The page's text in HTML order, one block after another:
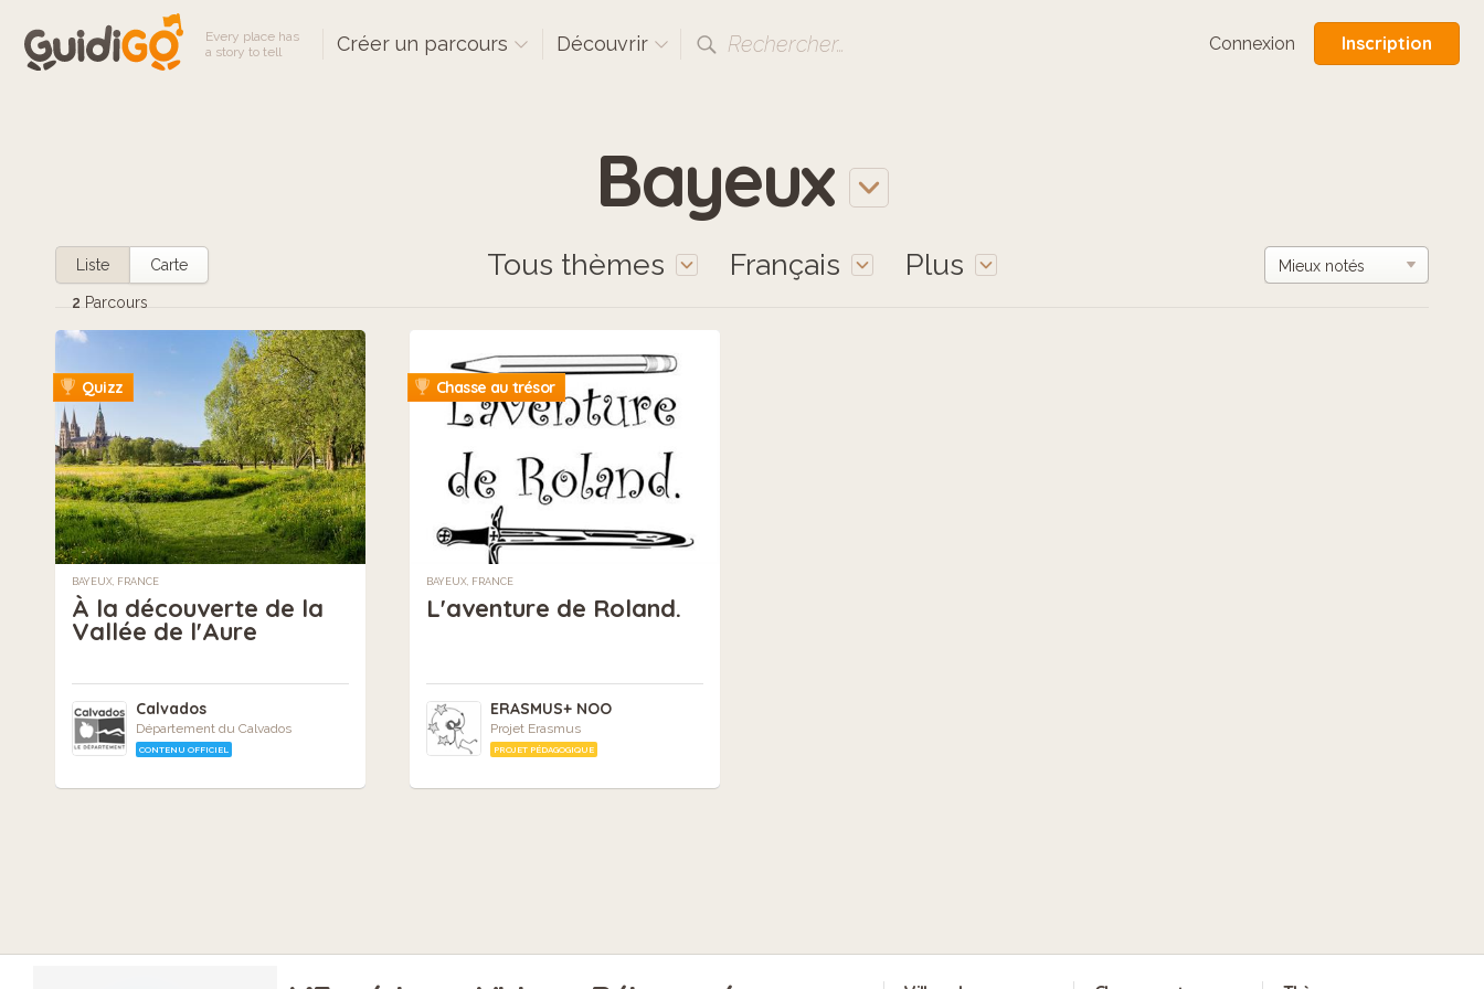
Every place has
a story to tell
Créer un parcours Découvrir Rechercher… Connexion Inscription
Bayeux
Tous thèmes Français Plus
Liste Carte
2 Parcours
Quizz
BAYEUX, FRANCE
À la découverte de la
Vallée de l'Aure
Calvados
Département du Calvados
CONTENU OFFICIEL
Chasse au trésor
BAYEUX, FRANCE
L'aventure de Roland.
ERASMUS+ NOO
Projet Erasmus
PROJET PÉDAGOGIQUE